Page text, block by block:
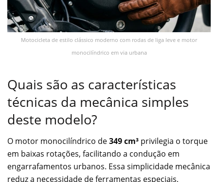
Motocicleta de estilo clássico moderno com rodas de liga leve e motor
monocilíndrico em via urbana
Quais são as características
técnicas da mecânica simples
deste modelo?
O motor monocilíndrico de349 cm³ privilegia o torque
em baixas rotações, facilitando a condução em
engarrafamentos urbanos. Essa simplicidade mecânica
reduz a necessidade de ferramentas especiais,